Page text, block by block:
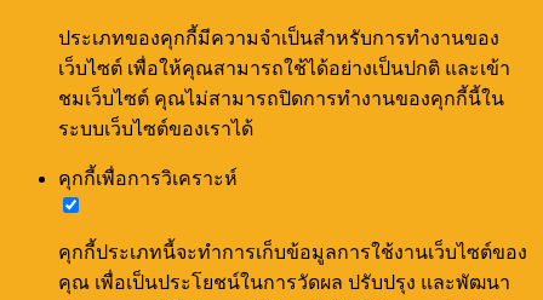
ประเภทของคุกกี้มีความจำเป็นสำหรับการทำงานของ
เว็บไซต์ เพื่อให้คุณสามารถใช้ได้อย่างเป็นปกติ และเข้า
ชมเว็บไซต์ คุณไม่สามารถปิดการทำงานของคุกกี้นี้ใน
ระบบเว็บไซต์ของเราได้
คุกกี้เพื่อการวิเคราะห์
คุกกี้ประเภทนี้จะทำการเก็บข้อมูลการใช้งานเว็บไซต์ของ
คุณ เพื่อเป็นประโยชน์ในการวัดผล ปรับปรุง และพัฒนา